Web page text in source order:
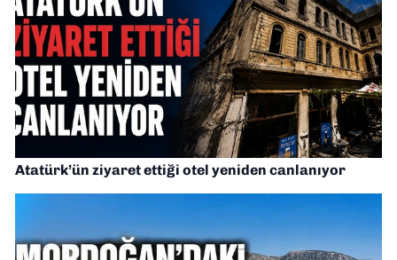
Atatürk’ün ziyaret ettiği otel yeniden canlanıyor